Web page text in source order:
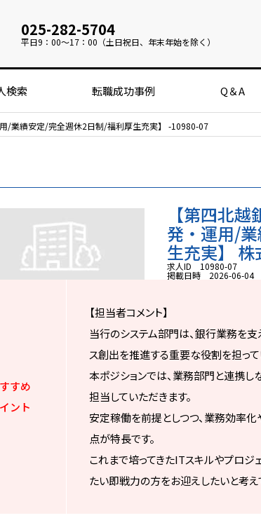
025-282-5704
平日9：00～17：00（土日祝日、年末年始を除く）
検索 転職成功事例 Q＆A
/業績安定/完全週休2日制/福利厚生充実】 -10980-07
【第四北
発・運用/
生充実】
求人ID 10980-07
掲載日時 2026-06-04
すめ
ント
【担当者コメント】
当行のシステム部門は、銀行業務を
ス創出を推進する重要な役割を担って
本ポジションでは、業務部門と連携し
担当していただきます。
安定稼働を前提としつつ、業務効率
点が特長です。
これまで培ってきたITスキルやプロジ
たい即戦力の方をお迎えしたいと考え